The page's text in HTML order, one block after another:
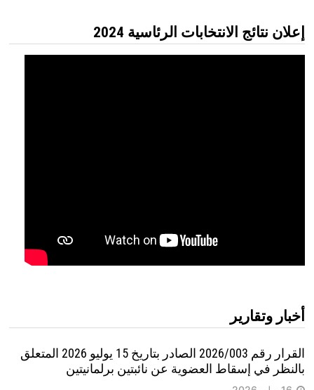
إعلان نتائج الانتخابات الرئاسية 2024
أخبار وتقارير
القرار رقم 2026/003 الصادر بتاريخ 15 يوليو 2026 المتعلق
بالنظر في إسقاط العضوية عن نائبتين برلمانيتين